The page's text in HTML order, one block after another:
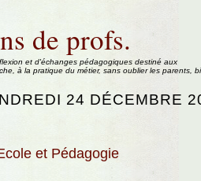
de profs.
et d'échanges pédagogiques destiné aux
à la pratique du métier, sans oublier les parents,
24 DÉCEMBRE
et Pédagogie